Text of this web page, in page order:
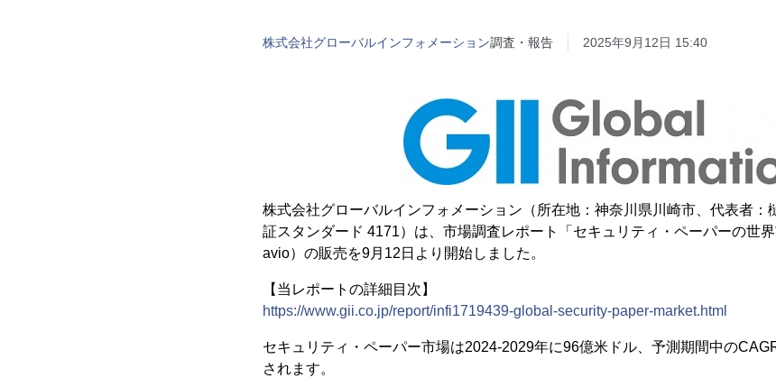
株式会社グローバルインフォメーション調査・報告 2025年9月12日 15:40
株式会社グローバルインフォメーション（所在地：神奈川県川崎市、代表者：
証スタンダード 4171）は、市場調査レポート「セキュリティ・ペーパーの世
avio）の販売を9月12日より開始しました。
【当レポートの詳細目次】
https://www.gii.co.jp/report/infi1719439-global-security-paper-market.html
セキュリティ・ペーパー市場は2024-2029年に96億米ドル、予測期間中の
されます。